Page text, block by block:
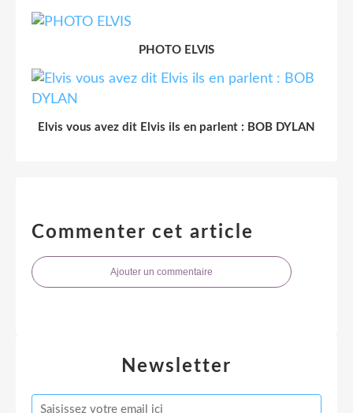
PHOTO ELVIS
Elvis vous avez dit Elvis ils en parlent : BOB DYLAN
Commenter cet article
Ajouter un commentaire
Newsletter